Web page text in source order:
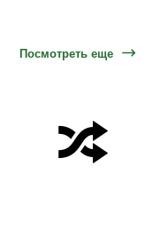
Посмотреть еще